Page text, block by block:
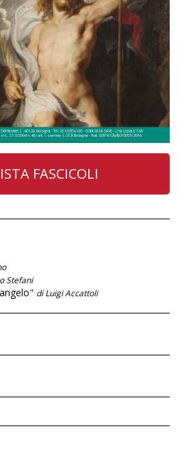
FASCICOLI
Stefani
di Luigi Accattoli